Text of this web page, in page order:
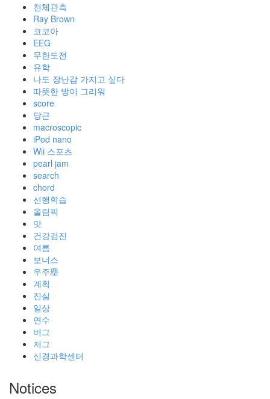
천체관측
Ray Brown
코코아
EEG
무한도전
유학
나도 장난감 가지고 싶다
따뜻한 방이 그리워
score
당근
macroscopic
iPod nano
Wii 스포츠
pearl jam
search
chord
선행학습
올림픽
맛
건강검진
여름
보너스
우주塵
계획
진실
일상
연수
버그
저그
신경과학센터
Notices